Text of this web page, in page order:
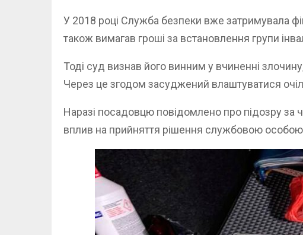
У 2018 році Служба безпеки вже затримувала
також вимагав гроші за встановлення групи
Тоді суд визнав його винним у вчиненні
Через це згодом засуджений влаштуватися
Наразі посадовцю повідомлено про підозру за
вплив на прийняття рішення службовою